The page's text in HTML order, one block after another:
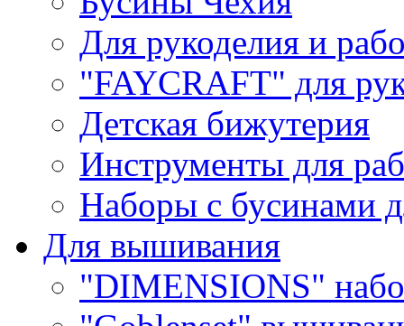
Для рукоделия и
"FAYCRAFT" для
Детская бижутерия
Инструменты для
Наборы с бусинами
Для вышивания
"DIMENSIONS"